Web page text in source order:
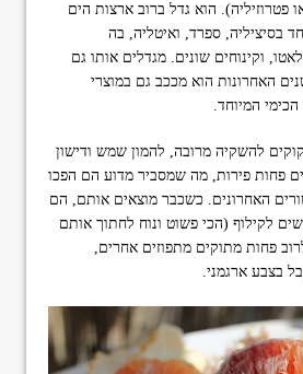
פטרוזיליה). הוא גדל ברוב ארצות הים
בסיציליה, ספרד, ואיטליה, בה
וקינוחים שונים. מגדלים אותו גם
האחרונות הוא מככב גם במוצרי
המיוחד.
להשקיה מרובה, להמון שמש ודישון
פחות פירות, מה שמסביר מדוע הם הפכו
האחרונים. כשכבר מוצאים אותם, הם
לקילוף (הכי פשוט ונוח לחתוך אותם
פחות מתוקים מתפוזים אחרים,
בצבע ארגמני.